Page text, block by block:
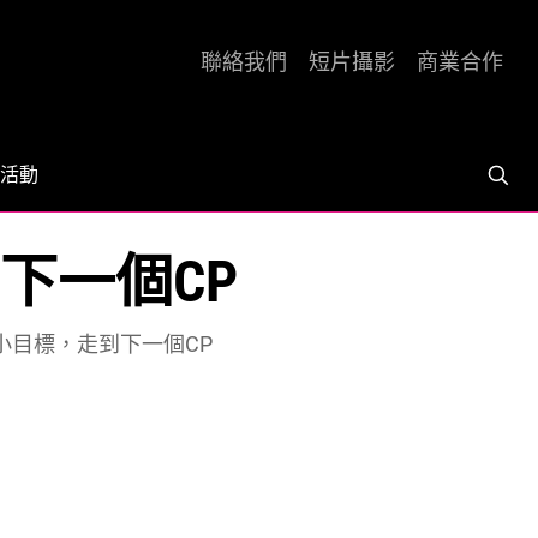
活動
聯絡我們 短片攝影 商業合作
一個CP
目標，走到下一個CP